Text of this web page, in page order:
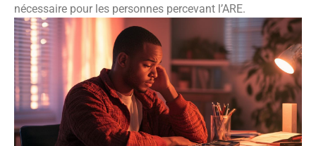
nécessaire pour les personnes percevant l’ARE.